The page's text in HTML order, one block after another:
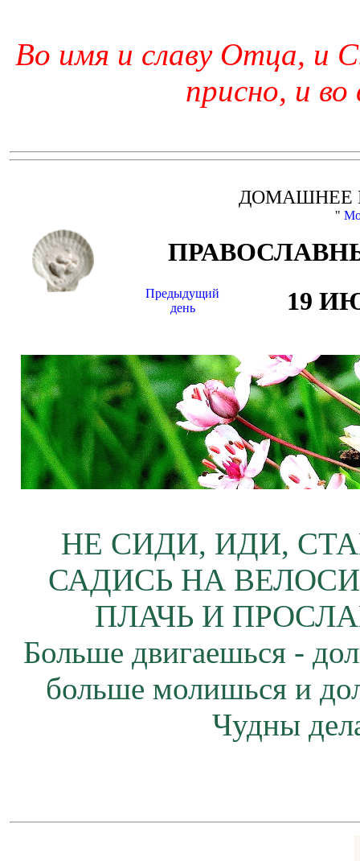
Во имя и славу Отца, и
присно, и во
ДОМАШНЕЕ
"
Предыдущий
день
19
НЕ СИДИ, ИДИ,
САДИСЬ НА
ПЛАЧЬ И
Больше двигаешься -
больше молишься и
Чудны